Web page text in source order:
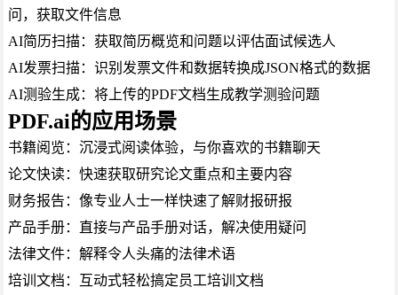
问，获取文件信息
AI简历扫描：获取简历概览和问题以评估面试候选人
AI发票扫描：识别发票文件和数据转换成JSON格式的数据
AI测验生成：将上传的PDF文档生成教学测验问题
PDF.ai的应用场景
书籍阅览：沉浸式阅读体验，与你喜欢的书籍聊天
论文快读：快速获取研究论文重点和主要内容
财务报告：像专业人士一样快速了解财报研报
产品手册：直接与产品手册对话，解决使用疑问
法律文件：解释令人头痛的法律术语
培训文档：互动式轻松搞定员工培训文档